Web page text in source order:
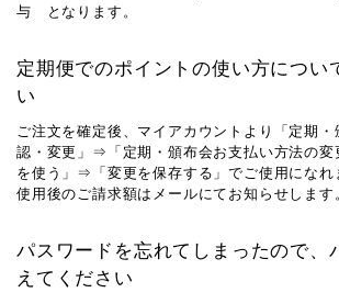
与 となります。
定期便でのポイントの使い方につい
い
ご注文を確定後、マイアカウントより「定期・
認・変更」⇒「定期・頒布会お支払い方法の変
を使う」⇒「変更を保存する」でご使用になれ
使用後のご請求額はメールにてお知らせします
パスワードを忘れてしまったので、
えてください